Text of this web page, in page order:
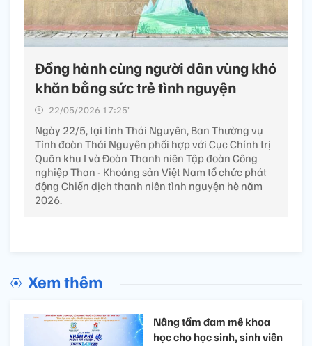
Đồng hành cùng người dân vùng khó
khăn bằng sức trẻ tình nguyện
22/05/2026 17:25’
Ngày 22/5, tại tỉnh Thái Nguyên, Ban Thường vụ
Tỉnh đoàn Thái Nguyên phối hợp với Cục Chính trị
Quân khu I và Đoàn Thanh niên Tập đoàn Công
nghiệp Than - Khoáng sản Việt Nam tổ chức phát
động Chiến dịch thanh niên tình nguyện hè năm
2026.
Xem thêm
Nâng tầm đam mê khoa
học cho học sinh, sinh viên